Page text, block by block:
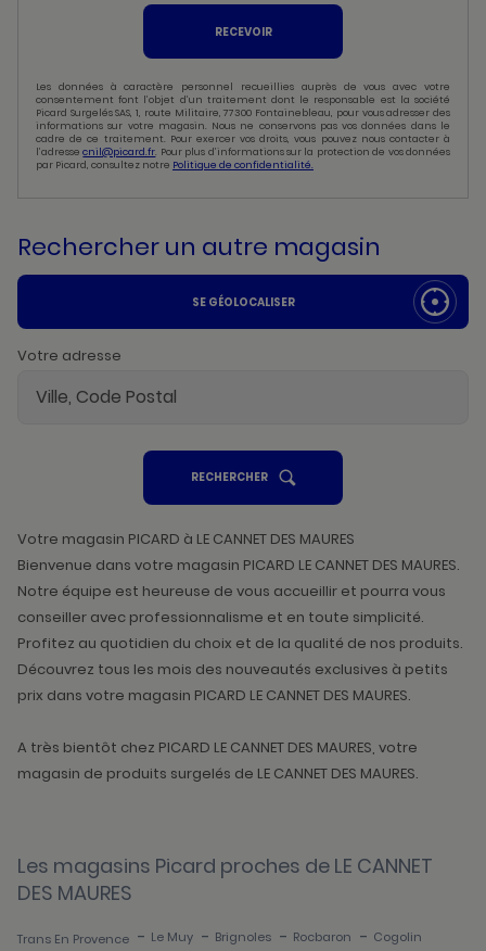
RECEVOIR
Les données à caractère personnel recueillies auprès de vous avec votre
consentement font l’objet d’un traitement dont le responsable est la société
Picard Surgelés SAS, 1, route Militaire, 77300 Fontainebleau, pour vous adresser des
informations sur votre magasin. Nous ne conservons pas vos données dans le
cadre de ce traitement. Pour exercer vos droits, vous pouvez nous contacter à
l’adressecnil@picard.fr. Pour plus d’informations sur la protection de vos données
par Picard, consultez notre Politique de confidentialité.
Rechercher un autre magasin
SE GÉOLOCALISER
Votre adresse
RECHERCHERUN
POINT
VENTE
Votre magasin PICARD à LE CANNET DES MAURES
Bienvenue dans votre magasin PICARD LE CANNET DES MAURES.
Notre équipe est heureuse de vous accueillir et pourra vous
conseiller avec professionnalisme et en toute simplicité.
Profitez au quotidien du choix et de la qualité de nos produits.
Découvrez tous les mois des nouveautés exclusives à petits
prix dans votre magasin PICARD LE CANNET DES MAURES.
A très bientôt chez PICARD LE CANNET DES MAURES, votre
magasin de produits surgelés de LE CANNET DES MAURES.
Les magasins Picard proches de LE CANNET
DES MAURES
Trans En Provence - Le Muy - Brignoles - Rocbaron - Cogolin